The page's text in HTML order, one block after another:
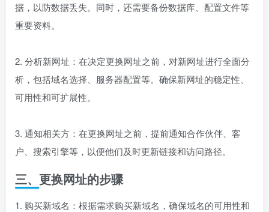
据，以防数据丢失。同时，还需要备份数据库、配置文件等
重要资料。
2. 分析新网址：在决定更换网址之前，对新网址进行全面分
析，包括域名选择、服务器配置等。确保新网址的稳定性、
可用性和可扩展性。
3. 通知相关方：在更换网址之前，提前通知合作伙伴、客
户、搜索引擎等，以便他们及时更新链接和访问路径。
三、更换网址的步骤
1. 购买新域名：根据需求购买新域名，确保域名的可用性和